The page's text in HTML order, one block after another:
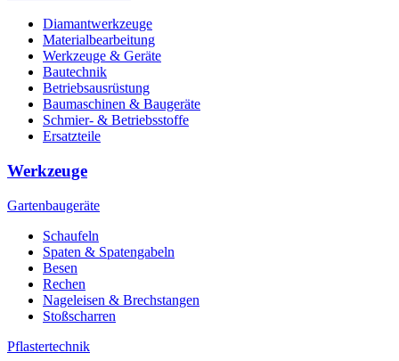
Diamantwerkzeuge
Materialbearbeitung
Werkzeuge & Geräte
Bautechnik
Betriebsausrüstung
Baumaschinen & Baugeräte
Schmier- & Betriebsstoffe
Ersatzteile
Werkzeuge
Gartenbaugeräte
Schaufeln
Spaten & Spatengabeln
Besen
Rechen
Nageleisen & Brechstangen
Stoßscharren
Pflastertechnik